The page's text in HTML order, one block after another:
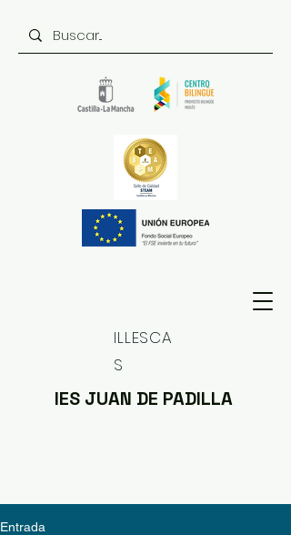
ILLESCA
S
IES JUAN DE PADILLA
Entrada